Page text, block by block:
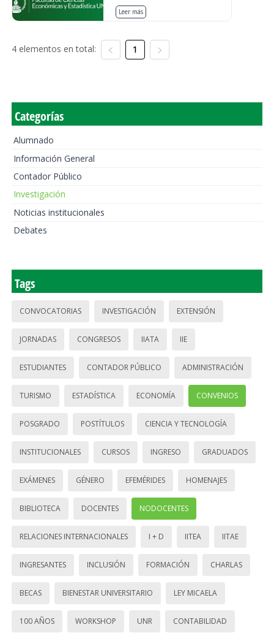
Leer más
4 elementos en total: 1
Categorías
Alumnado
Información General
Contador Público
Investigación
Noticias institucionales
Debates
Tags
CONVOCATORIAS INVESTIGACIÓN EXTENSIÓN
JORNADAS CONGRESOS IIATA IIE
ESTUDIANTES CONTADOR PÚBLICO ADMINISTRACIÓN
TURISMO ESTADÍSTICA ECONOMÍA CONVENIOS
POSGRADO POSTÍTULOS CIENCIA Y TECNOLOGÍA
INSTITUCIONALES CURSOS INGRESO GRADUADOS
EXÁMENES GÉNERO EFEMÉRIDES HOMENAJES
BIBLIOTECA DOCENTES NODOCENTES
RELACIONES INTERNACIONALES I + D IITEA IITAE
INGRESANTES INCLUSIÓN FORMACIÓN CHARLAS
BECAS BIENESTAR UNIVERSITARIO LEY MICAELA
100 AÑOS WORKSHOP UNR CONTABILIDAD